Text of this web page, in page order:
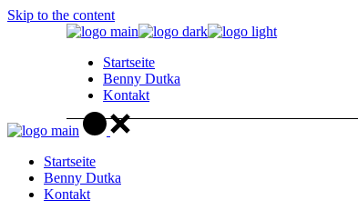
Skip to the content
Startseite
Benny Dutka
Kontakt
Startseite
Benny Dutka
Kontakt